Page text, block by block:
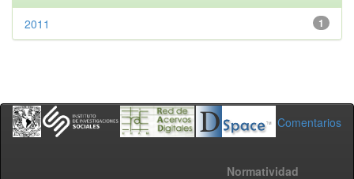
1
2011
Comentarios
Normatividad